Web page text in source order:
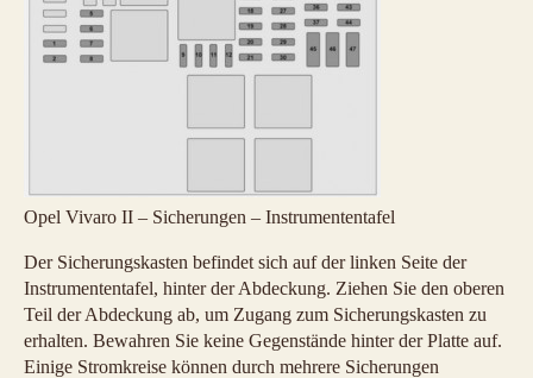
Opel Vivaro II – Sicherungen – Instrumententafel
Der Sicherungskasten befindet sich auf der linken Seite der
Instrumententafel, hinter der Abdeckung. Ziehen Sie den oberen
Teil der Abdeckung ab, um Zugang zum Sicherungskasten zu
erhalten. Bewahren Sie keine Gegenstände hinter der Platte auf.
Einige Stromkreise können durch mehrere Sicherungen